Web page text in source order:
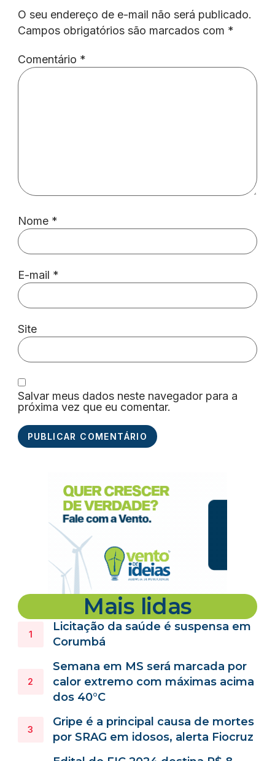
O seu endereço de e-mail não será publicado.
Campos obrigatórios são marcados com *
Comentário *
Nome *
E-mail *
Site
Salvar meus dados neste navegador para a
próxima vez que eu comentar.
Mais lidas
Licitação da saúde é suspensa em
Corumbá
Semana em MS será marcada por
calor extremo com máximas acima
dos 40°C
Gripe é a principal causa de mortes
por SRAG em idosos, alerta Fiocruz